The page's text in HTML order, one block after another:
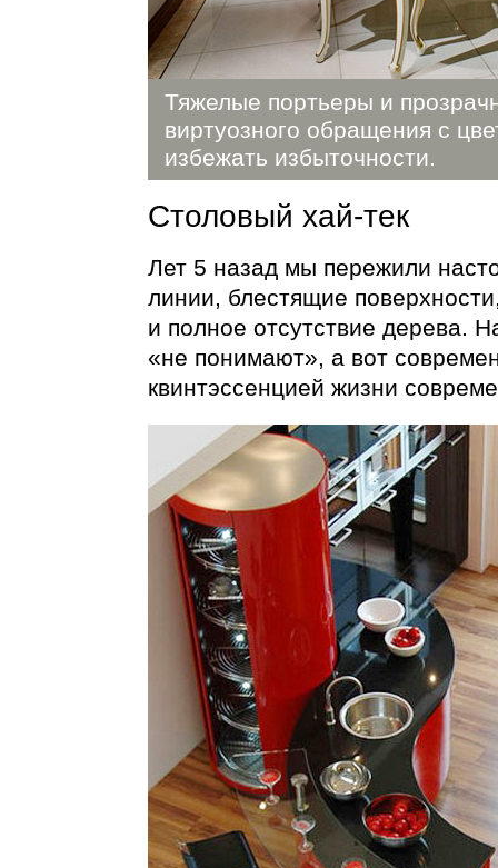
Тяжелые портьеры и
виртуозного обращения с
избежать избыточности.
Столовый хай-тек
Лет 5 назад мы пережили
линии, блестящие
и полное отсутствие дерева.
«не понимают», а вот
квинтэссенцией жизни